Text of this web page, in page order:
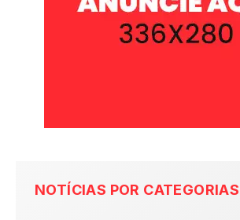
NOTÍCIAS POR CATEGORIAS